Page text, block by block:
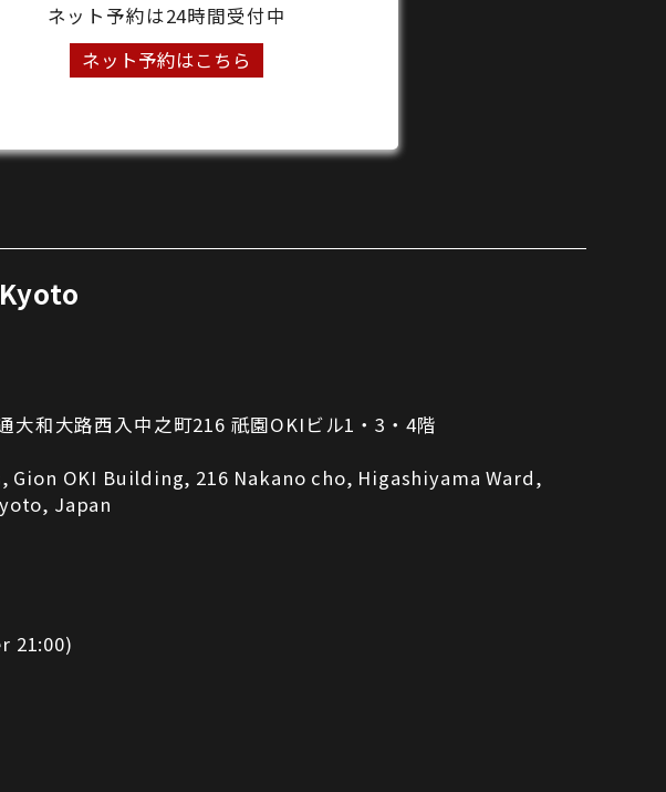
ネット予約は24時間受付中
ネット予約はこちら
大和大路西入中之町216 祇園OKIビル1・3・4階
OKI Building, 216 Nakano cho, Higashiyama Ward,
Japan
21:00)